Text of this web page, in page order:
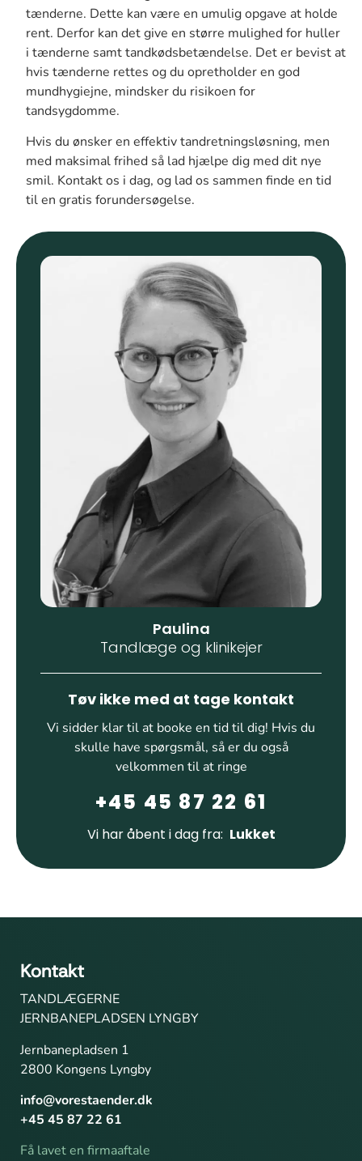
tænderne. Dette kan være en umulig opgave at holde
rent. Derfor kan det give en større mulighed for huller
i tænderne samt tandkødsbetændelse. Det er bevist at
hvis tænderne rettes og du opretholder en god
mundhygiejne, mindsker du risikoen for
tandsygdomme.
Hvis du ønsker en effektiv tandretningsløsning, men
med maksimal frihed så lad hjælpe dig med dit nye
smil. Kontakt os i dag, og lad os sammen finde en tid
til en gratis forundersøgelse.
Paulina
Tandlæge og klinikejer
Tøv ikke med at tage kontakt
Vi sidder klar til at booke en tid til dig! Hvis du
skulle have spørgsmål, så er du også
velkommen til at ringe
+45 45 87 22 61
Vi har åbent i dag fra: Lukket
Kontakt
TANDLÆGERNE
JERNBANEPLADSEN LYNGBY
Jernbanepladsen 1
2800 Kongens Lyngby
info@vorestaender.dk
+45 45 87 22 61
Få lavet en firmaaftale